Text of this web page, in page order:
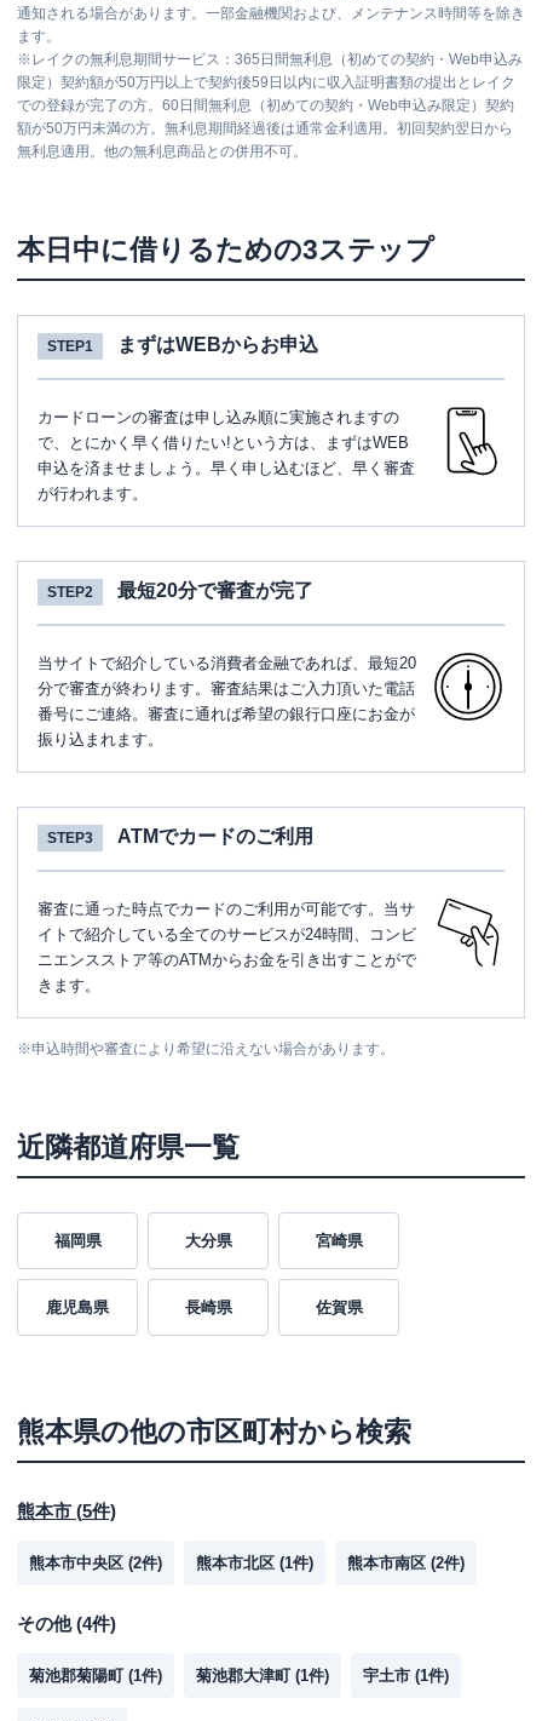
通知される場合があります。一部金融機関および、メンテナンス時間等を除き
ます。
※ レイクの無利息期間サービス：365日間無利息（初めての契約・Web申込み
限定）契約額が50万円以上で契約後59日以内に収入証明書類の提出とレイク
での登録が完了の方。60日間無利息（初めての契約・Web申込み限定）契約
額が50万円未満の方。無利息期間経過後は通常金利適用。初回契約翌日から
無利息適用。他の無利息商品との併用不可。
本日中に借りるための3ステップ
STEP1 まずはWEBからお申込
カードローンの審査は申し込み順に実施されますの
で、とにかく早く借りたい!という方は、まずはWEB
申込を済ませましょう。早く申し込むほど、早く審査
が行われます。
STEP2 最短20分で審査が完了
当サイトで紹介している消費者金融であれば、最短20
分で審査が終わります。審査結果はご入力頂いた電話
番号にご連絡。審査に通れば希望の銀行口座にお金が
振り込まれます。
STEP3 ATMでカードのご利用
審査に通った時点でカードのご利用が可能です。当サ
イトで紹介している全てのサービスが24時間、コンビ
ニエンスストア等のATMからお金を引き出すことがで
きます。
※申込時間や審査により希望に沿えない場合があります。
近隣都道府県一覧
福岡県 大分県 宮崎県
鹿児島県 長崎県 佐賀県
熊本県の他の市区町村から検索
熊本市 (5件)
熊本市中央区 (2件) 熊本市北区 (1件) 熊本市南区 (2件)
その他(4件)
菊池郡菊陽町 (1件) 菊池郡大津町 (1件) 宇土市 (1件)